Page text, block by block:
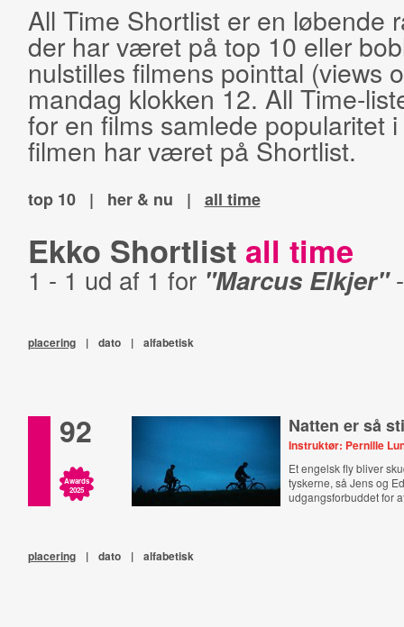
All Time Shortlist er en løbende
der har været på top 10 eller
nulstilles filmens pointtal (views
mandag klokken 12. All Time-
for en films samlede popularitet
filmen har været på Shortlist.
top 10 | her & nu | all time
Ekko Shortlist all time
1 - 1 ud af 1 for "Marcus Elkjer"
placering | dato | alfabetisk
92
Awards
2025
Natten er så
Instruktør: Pernille
Et engelsk fly bliver
tyskerne, så Jens og
udgangsforbuddet for
placering | dato | alfabetisk